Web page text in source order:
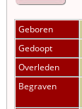
Geboren
Gedoopt
Overleden
Begraven